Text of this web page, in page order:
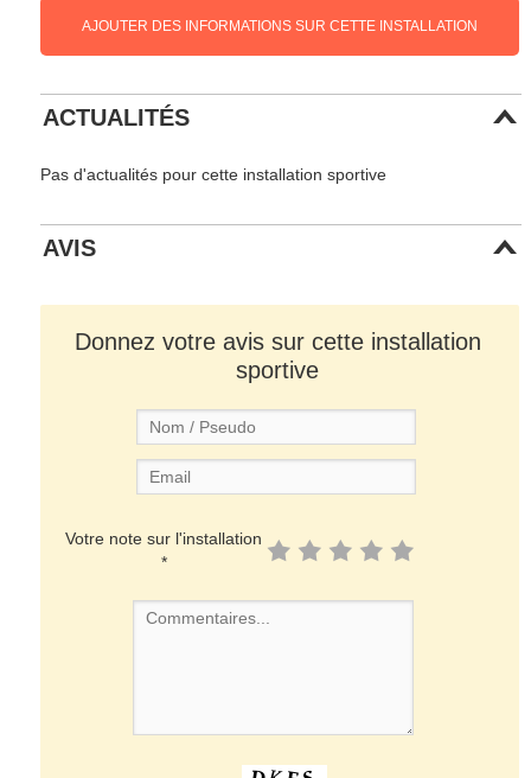
AJOUTER DES INFORMATIONS SUR CETTE INSTALLATION
ACTUALITÉS
Pas d'actualités pour cette installation sportive
AVIS
Donnez votre avis sur cette installation
sportive
Votre note sur l'installation
*